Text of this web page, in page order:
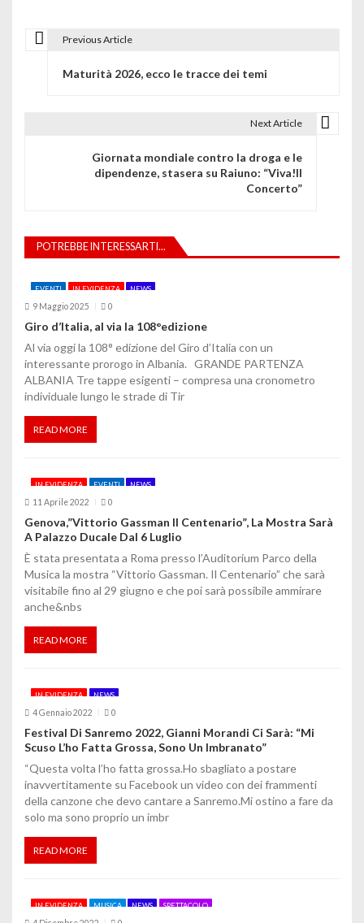
i
o
n
e
a
r
c
o
l
i
Previous Article
Maturità 2026, ecco le tracce dei temi
Next Article
Giornata mondiale contro la droga e le
dipendenze, stasera su Raiuno: “Viva!Il
Concerto”
POTREBBE INTERESSARTI...
EVENTI IN EVIDENZA NEWS
9 Maggio 2025 0
Giro d’Italia, al via la 108°edizione
Al via oggi la 108° edizione del Giro d’Italia con un
interessante prorogo in Albania. GRANDE PARTENZA
ALBANIA Tre tappe esigenti – compresa una cronometro
individuale lungo le strade di Tir
READ MORE
IN EVIDENZA EVENTI NEWS
11 Aprile 2022 0
Genova,”Vittorio Gassman Il Centenario”, La Mostra Sarà
A Palazzo Ducale Dal 6 Luglio
È stata presentata a Roma presso l’Auditorium Parco della
Musica la mostra “Vittorio Gassman. Il Centenario” che sarà
visitabile fino al 29 giugno e che poi sarà possibile ammirare
anche&nbs
READ MORE
IN EVIDENZA NEWS
4 Gennaio 2022 0
Festival Di Sanremo 2022, Gianni Morandi Ci Sarà: “Mi
Scuso L’ho Fatta Grossa, Sono Un Imbranato”
“Questa volta l’ho fatta grossa.Ho sbagliato a postare
inavvertitamente su Facebook un video con dei frammenti
della canzone che devo cantare a Sanremo.Mi ostino a fare da
solo ma sono proprio un imbr
READ MORE
IN EVIDENZA MUSICA NEWS SPETTACOLO